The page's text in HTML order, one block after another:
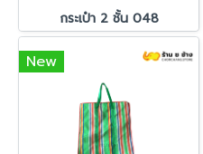
กระเป๋า 2 ชั้น 048
New